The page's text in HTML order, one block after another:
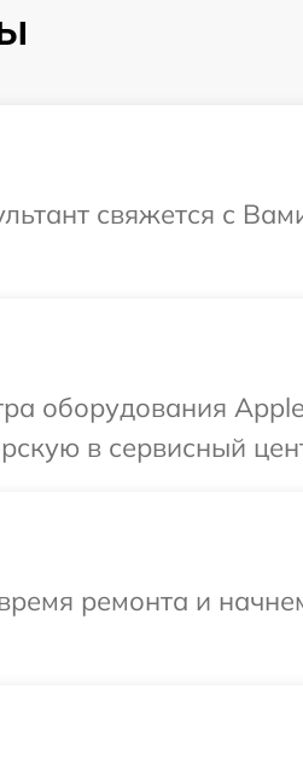
свяжется с
оборудования
в сервисный
ремонта и